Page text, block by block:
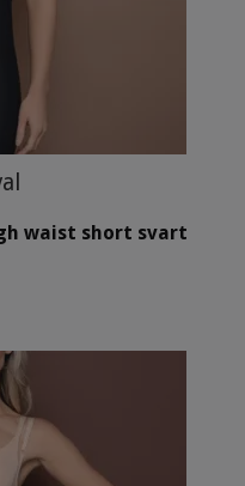
waist short svart